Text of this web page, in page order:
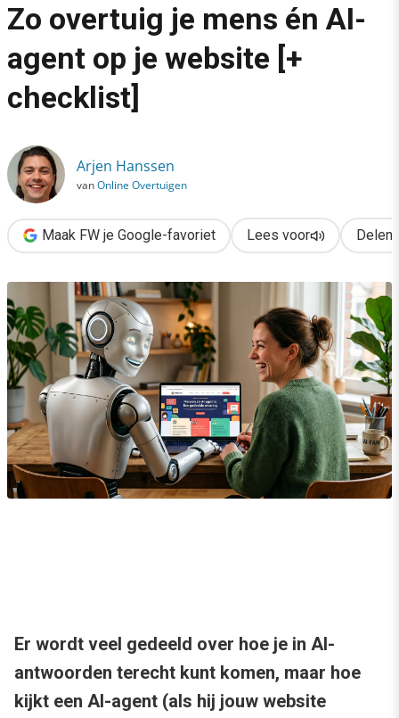
Marketing
›
Zo overtuig je mens én AI-agent op je website [+ checklist]
Zo overtuig je mens én AI-
agent op je website [+
checklist]
Arjen Hanssen
vanOnline Overtuigen
Maak FW je Google-favoriet Lees voor Delen
Er wordt veel gedeeld over hoe je in AI-
antwoorden terecht kunt komen, maar hoe
kijkt een AI-agent (als hij jouw website